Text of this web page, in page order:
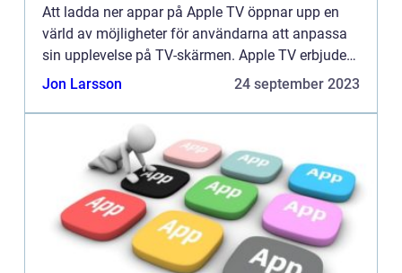
Att ladda ner appar på Apple TV öppnar upp en
värld av möjligheter för användarna att anpassa
sin upplevelse på TV-skärmen. Apple TV erbjuder
ett brett utbud av appar för underhållning, spel,
Jon Larsson 24 september 2023